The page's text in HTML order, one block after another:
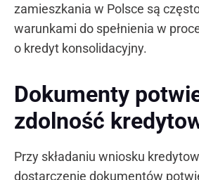
zamieszkania w Polsce są
warunkami do spełnienia w
o kredyt konsolidacyjny.
Dokumenty
zdolność
Przy składaniu wniosku
dostarczenie dokumentów